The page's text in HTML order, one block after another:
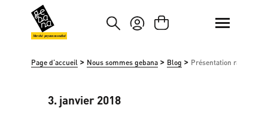
au contenu principal
Passer à la recherche
Marché paysan mondial
Page d'accueil > Nous sommes gebana > Blog > Présentation rapide :
3. janvier 2018